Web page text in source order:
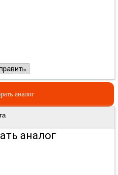
аналог
аналог